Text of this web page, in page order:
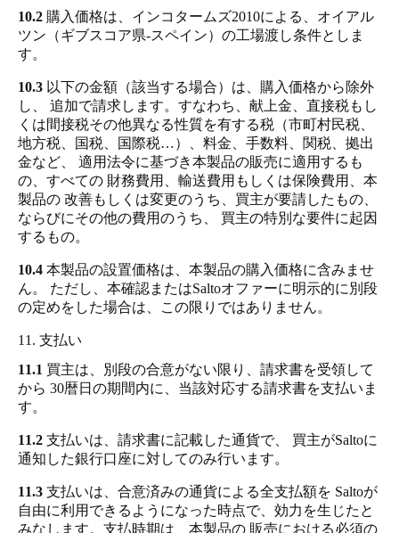
10.2 購入価格は、インコタームズ2010による、オイアル
ツン（ギブスコア県‐スペイン）の工場渡し条件としま
す。
10.3 以下の金額（該当する場合）は、購入価格から除外
し、 追加で請求します。すなわち、献上金、直接税もし
くは間接税その他異なる性質を有する税（市町村民税、
地方税、国税、国際税…）、料金、手数料、関税、拠出
金など、 適用法令に基づき本製品の販売に適用するも
の、すべての 財務費用、輸送費用もしくは保険費用、本
製品の 改善もしくは変更のうち、買主が要請したもの、
ならびにその他の費用のうち、 買主の特別な要件に起因
するもの。
10.4 本製品の設置価格は、本製品の購入価格に含みませ
ん。 ただし、本確認またはSaltoオファーに明示的に別段
の定めをした場合は、この限りではありません。
11. 支払い
11.1 買主は、別段の合意がない限り、請求書を受領して
から 30暦日の期間内に、当該対応する請求書を支払いま
す。
11.2 支払いは、請求書に記載した通貨で、 買主がSaltoに
通知した銀行口座に対してのみ行います。
11.3 支払いは、合意済みの通貨による全支払額を Saltoが
自由に利用できるようになった時点で、効力を生じたと
みなします。支払時期は、本製品の 販売における必須の